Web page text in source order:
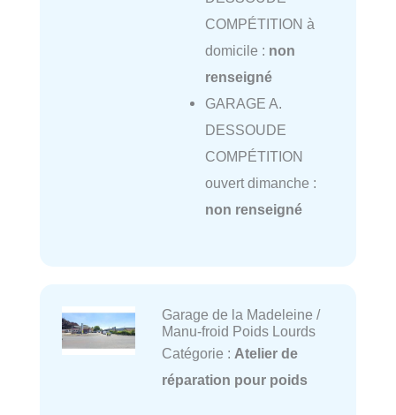
COMPÉTITION à
domicile : non
renseigné
GARAGE A.
DESSOUDE
COMPÉTITION
ouvert dimanche :
non renseigné
Garage de la Madeleine /
Manu-froid Poids Lourds
Catégorie : Atelier de
réparation pour poids